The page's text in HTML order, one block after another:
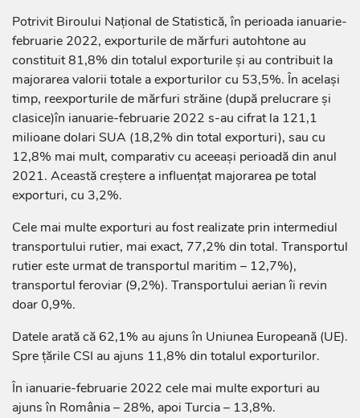
Potrivit Biroului Național de Statistică, în perioada ianuarie-
februarie 2022, exporturile de mărfuri autohtone au
constituit 81,8% din totalul exporturile și au contribuit la
majorarea valorii totale a exporturilor cu 53,5%. În același
timp, reexporturile de mărfuri străine (după prelucrare și
clasice)în ianuarie-februarie 2022 s-au cifrat la 121,1
milioane dolari SUA (18,2% din total exporturi), sau cu
12,8% mai mult, comparativ cu aceeași perioadă din anul
2021. Această creștere a influențat majorarea pe total
exporturi, cu 3,2%.
Cele mai multe exporturi au fost realizate prin intermediul
transportului rutier, mai exact, 77,2% din total. Transportul
rutier este urmat de transportul maritim – 12,7%),
transportul feroviar (9,2%). Transportului aerian îi revin
doar 0,9%.
Datele arată că 62,1% au ajuns în Uniunea Europeană (UE).
Spre țările CSI au ajuns 11,8% din totalul exporturilor.
În ianuarie-februarie 2022 cele mai multe exporturi au
ajuns în România – 28%, apoi Turcia – 13,8%.